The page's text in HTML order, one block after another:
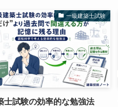
一級建築士試験
士試験の効率的な勉強法